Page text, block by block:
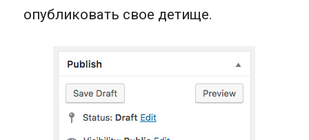
опубликовать свое детище.